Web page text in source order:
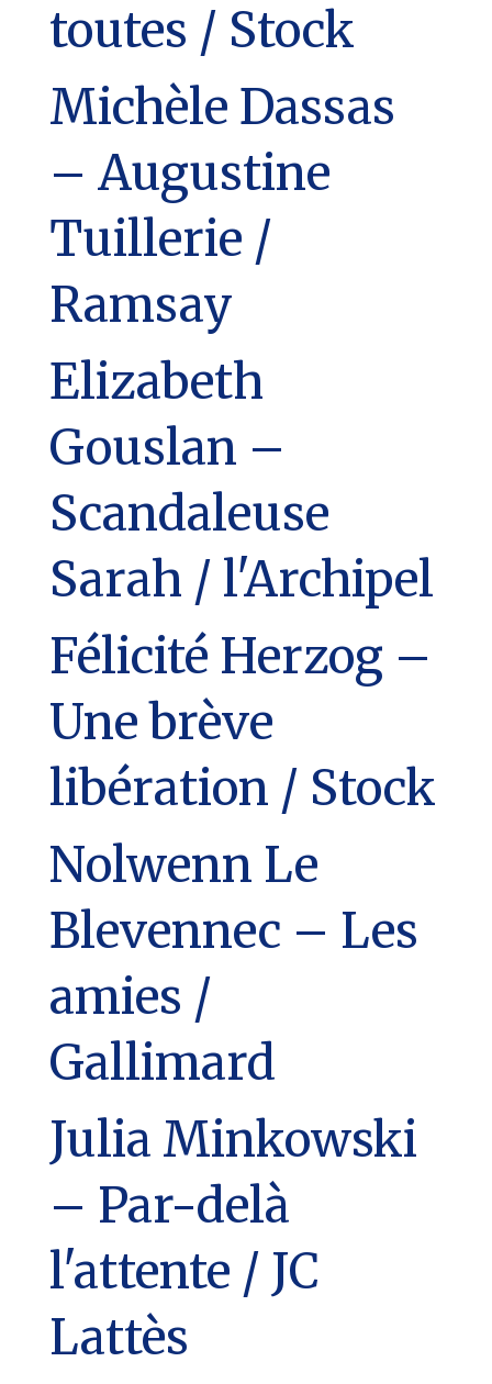
toutes / Stock
Michèle Dassas
– Augustine
Tuillerie /
Ramsay
Elizabeth
Gouslan –
Scandaleuse
Sarah / l'Archipel
Félicité Herzog –
Une brève
libération / Stock
Nolwenn Le
Blevennec – Les
amies /
Gallimard
Julia Minkowski
– Par-delà
l'attente / JC
Lattès